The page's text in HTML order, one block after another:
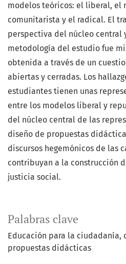
Palabras clave
Educación para la ciudadanía
propuestas didácticas
modelos teóricos: el liberal, el
comunitarista y el radical. El
perspectiva del núcleo central
metodología del estudio fue
obtenida a través de un
abiertas y cerradas. Los
estudiantes tienen unas
entre los modelos liberal y
del núcleo central de las
diseño de propuestas
discursos hegemónicos de las
contribuyan a la construcción
justicia social.